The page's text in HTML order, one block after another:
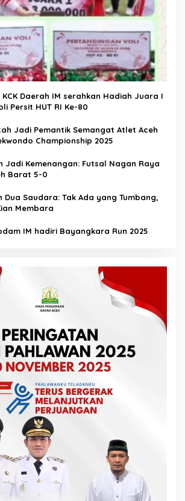
Daerah IM serahkan Hadiah Juara I
Persit HUT RI Ke-80
Jadi Pemantik Semangat Atlet Aceh
Championship 2025
Jadi Kemenangan: Futsal Nagan Raya
Barat 5-0
Dua Saudara: Tak Ada yang Tumbang,
Membara
IM hadiri Bayangkara Run 2025